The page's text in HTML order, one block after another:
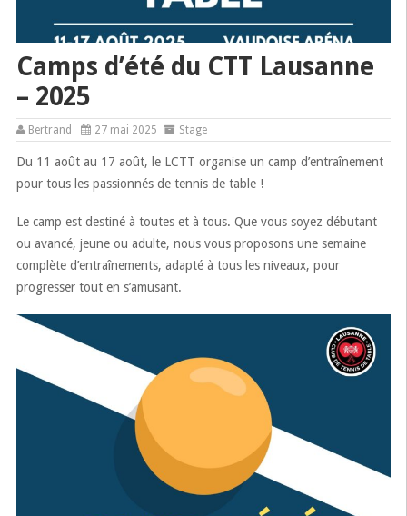
Camps d’été du CTT Lausanne
– 2025
Bertrand 27 mai 2025 Stage
Du 11 août au 17 août, le LCTT organise un camp d’entraînement
pour tous les passionnés de tennis de table !
Le camp est destiné à toutes et à tous. Que vous soyez débutant
ou avancé, jeune ou adulte, nous vous proposons une semaine
complète d’entraînements, adapté à tous les niveaux, pour
progresser tout en s’amusant.